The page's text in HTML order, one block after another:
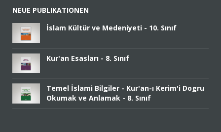
NEUE PUBLIKATIONEN
İslam Kültür ve Medeniyeti - 10. Sınıf
Kur'an Esasları - 8. Sınıf
Temel İslami Bilgiler - Kur'an-ı Kerim'i Dogru
Okumak ve Anlamak - 8. Sınıf